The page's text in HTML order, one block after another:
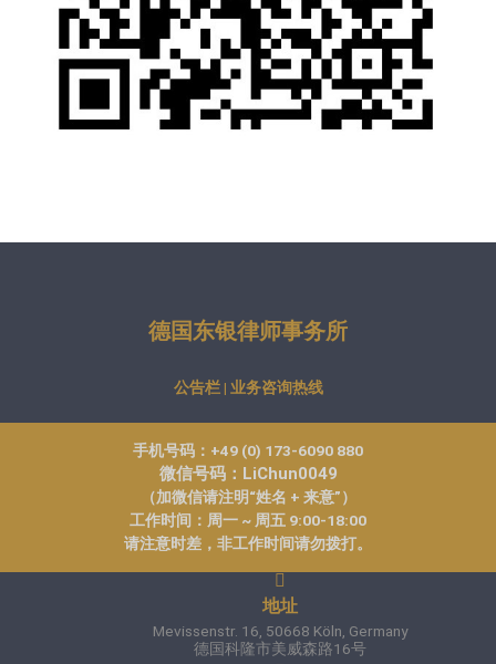
德国东银律师事务所
公告栏 | 业务咨询热线
手机号码：+49 (0) 173-6090 880
微信号码：LiChun0049
（加微信请注明“姓名 + 来意”）
工作时间：周一 ~ 周五 9:00-18:00
请注意时差，非工作时间请勿拨打。
地址
Mevissenstr. 16, 50668 Köln, Germany
德国科隆市美威森路16号